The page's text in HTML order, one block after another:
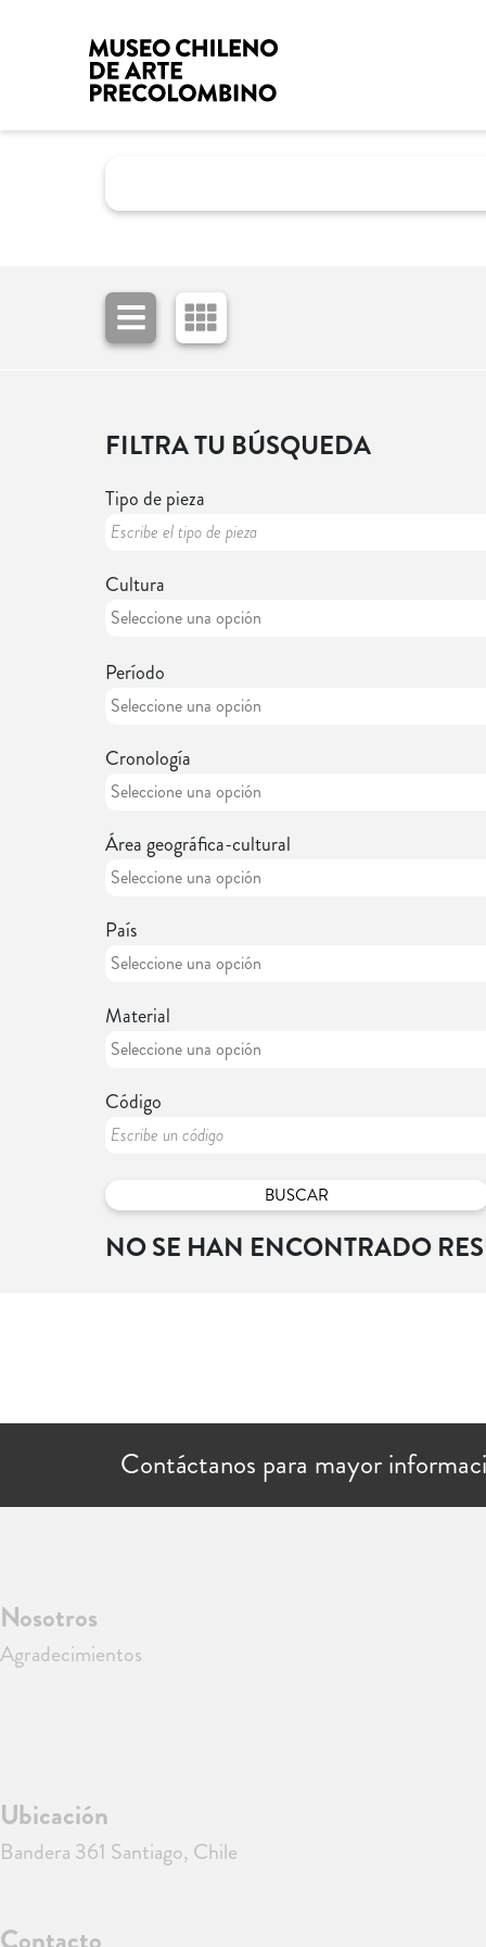
FILTRA TU BÚSQUEDA
Tipo de pieza
Cultura
Período
Cronología
Área geográfica-cultural
País
Material
Código
NO SE HAN ENCONTRADO
Contáctanos para mayor
Nosotros
Agradecimientos
Ubicación
Bandera 361 Santiago, Chile